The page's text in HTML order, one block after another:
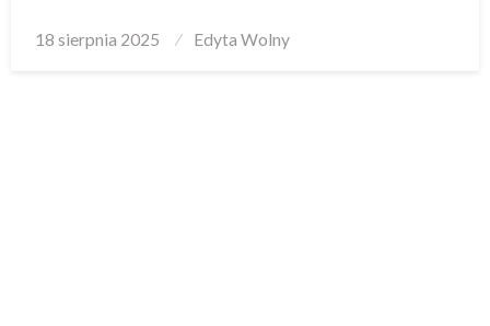
Posted
18 sierpnia 2025 Edyta Wolny